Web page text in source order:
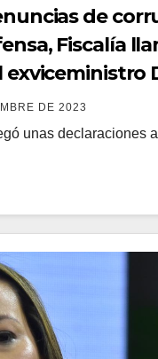
de
Fiscalía
exviceministro
DE 2023
unas declaraciones